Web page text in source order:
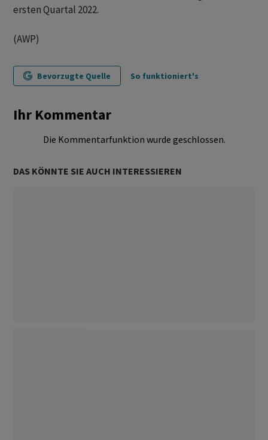
ersten Quartal 2022.
(AWP)
Bevorzugte Quelle So funktioniert's
Ihr Kommentar
Die Kommentarfunktion wurde geschlossen.
DAS KÖNNTE SIE AUCH INTERESSIEREN